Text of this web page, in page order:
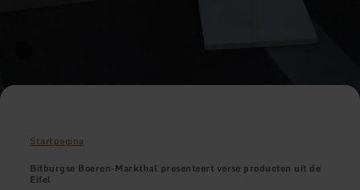
Startpagina
Bitburgse Boeren-Markthal presenteert verse producten uit de
Eifel